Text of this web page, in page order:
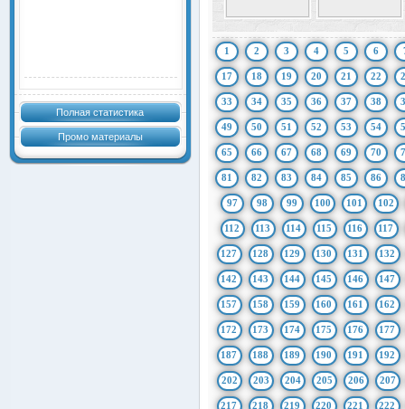
Полная статистика
Промо материалы
1 2 3 4 5 6
17 18 19 20 21 22
33 34 35 36 37 38
49 50 51 52 53 54
65 66 67 68 69 70
81 82 83 84 85 86
97 98 99 100 101 102
112 113 114 115 116 117
127 128 129 130 131 132
142 143 144 145 146 147
157 158 159 160 161 162
172 173 174 175 176 177
187 188 189 190 191 192
202 203 204 205 206 207
217 218 219 220 221 222